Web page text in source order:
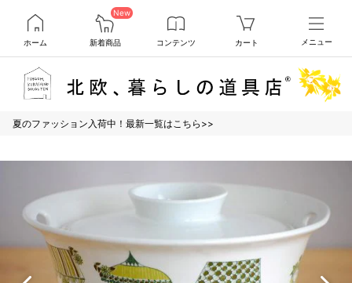
ホーム
New
新着商品 コンテンツ カート メニュー
夏のファッション入荷中！最新一覧はこちら>>